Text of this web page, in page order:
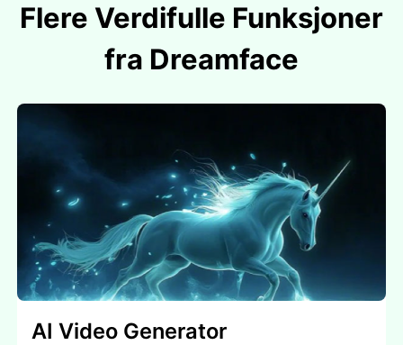
Flere Verdifulle Funksjoner
fra Dreamface
AI Video Generator